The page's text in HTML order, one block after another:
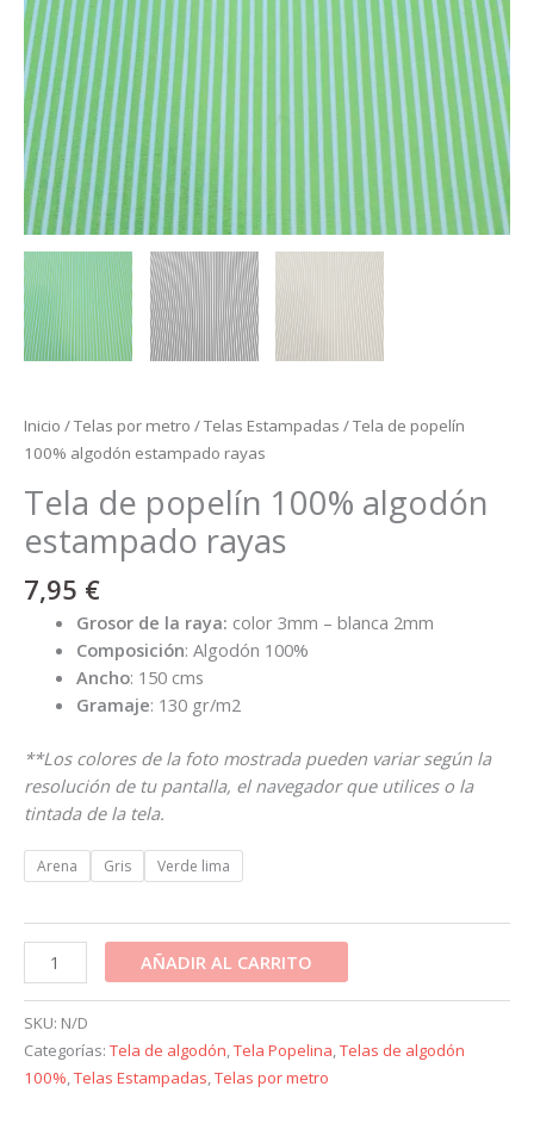
Inicio /Telas por metro /Telas Estampadas / Tela de popelín
100% algodón estampado rayas
Tela de popelín 100% algodón
estampado rayas
7,95 €
Grosor de la raya: color 3mm – blanca 2mm
Composición: Algodón 100%
Ancho: 150 cms
Gramaje: 130 gr/m2
**Los colores de la foto mostrada pueden variar según la
resolución de tu pantalla, el navegador que utilices o la
tintada de la tela.
Arena Gris Verde lima
AÑADIR AL CARRITO
SKU: N/D
Categorías: Tela de algodón,Tela Popelina,Telas de algodón
100%,Telas Estampadas,Telas por metro